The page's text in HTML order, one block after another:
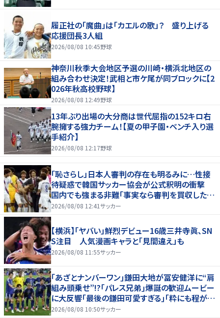
履正社の「魔曲」は「カエルの歌」？ 盛り上げる
応援団長3人組
2026/08/08 10:45野球
神奈川秋季大会地区予選の川崎・横浜北地区の
組み合わせ決定！武相と市ケ尾が同ブロックに【2
026年秋高校野球】
2026/08/08 12:49野球
13年ぶり出場の大分商は世代屈指の152キロ右
腕擁する強力チーム！【夏の甲子園・ベンチ入り選
手紹介】
2026/08/08 12:17野球
「恥さらし」日本人審判の存在も明るみに…性接
待疑惑で韓国サッカー協会が公式釈明の衝撃
国内でも強まる非難「事実なら審判を買収したこ
とになる」
2026/08/08 12:41サッカー
【横浜】「ヤバい」鮮烈デビュー16歳三井寺眞、SN
S注目 人気漫画キャラと「見間違え」も
2026/08/08 11:55サッカー
｢あざとナンバーワン｣鎌田大地が冨安健洋に“肩
組み頭乗せ”!?｢パレス兄弟｣爆誕の歓迎ムービー
に大反響｢最後の鎌田可愛すぎる｣｢粋にも程があ
る！」
2026/08/08 10:50サッカー